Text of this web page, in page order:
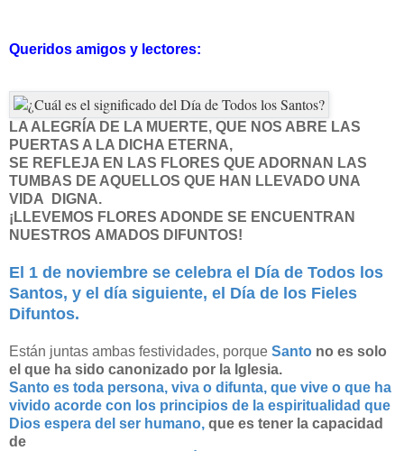
Queridos amigos y lectores:
LA ALEGRÍA DE LA MUERTE, QUE NOS ABRE LAS
PUERTAS A LA DICHA ETERNA,
SE REFLEJA EN LAS FLORES QUE ADORNAN LAS
TUMBAS DE AQUELLOS QUE HAN LLEVADO UNA
VIDA DIGNA.
¡LLEVEMOS FLORES ADONDE SE ENCUENTRAN
NUESTROS AMADOS DIFUNTOS!
El 1 de noviembre se celebra el Día de Todos los
Santos, y el día siguiente, el Día de los Fieles
Difuntos.
Están juntas ambas festividades, porque Santo no es solo
el que ha sido canonizado por la Iglesia.
Santo es toda persona, viva o difunta, que vive o que ha
vivido acorde con los principios de la espiritualidad que
Dios espera del ser humano, que es tener la capacidad
de